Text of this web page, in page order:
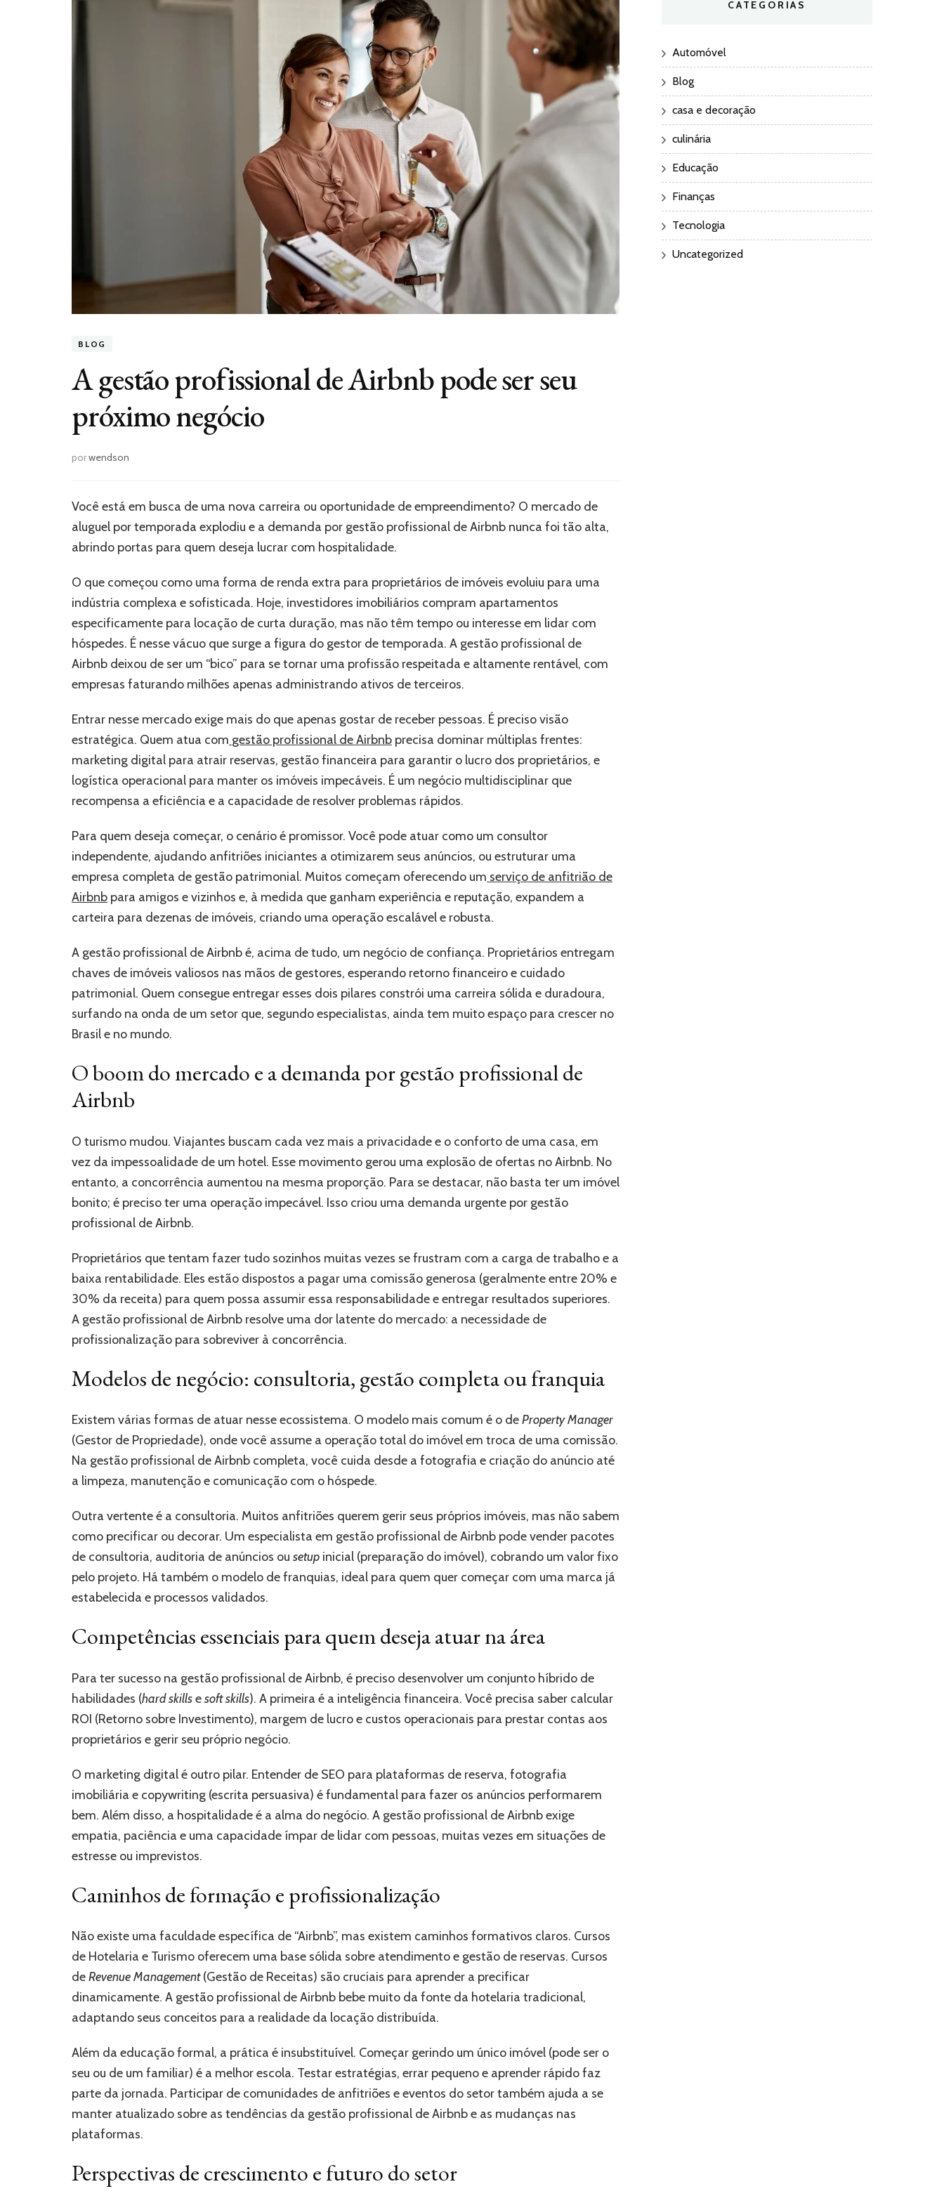
BLOG
A gestão profissional de Airbnb pode ser seu
próximo negócio
porwendson
Você está em busca de uma nova carreira ou oportunidade de empreendimento? O mercado de
aluguel por temporada explodiu e a demanda por gestão profissional de Airbnb nunca foi tão alta,
abrindo portas para quem deseja lucrar com hospitalidade.
O que começou como uma forma de renda extra para proprietários de imóveis evoluiu para uma
indústria complexa e sofisticada. Hoje, investidores imobiliários compram apartamentos
especificamente para locação de curta duração, mas não têm tempo ou interesse em lidar com
hóspedes. É nesse vácuo que surge a figura do gestor de temporada. A gestão profissional de
Airbnb deixou de ser um “bico” para se tornar uma profissão respeitada e altamente rentável, com
empresas faturando milhões apenas administrando ativos de terceiros.
Entrar nesse mercado exige mais do que apenas gostar de receber pessoas. É preciso visão
estratégica. Quem atua com gestão profissional de Airbnb precisa dominar múltiplas frentes:
marketing digital para atrair reservas, gestão financeira para garantir o lucro dos proprietários, e
logística operacional para manter os imóveis impecáveis. É um negócio multidisciplinar que
recompensa a eficiência e a capacidade de resolver problemas rápidos.
Para quem deseja começar, o cenário é promissor. Você pode atuar como um consultor
independente, ajudando anfitriões iniciantes a otimizarem seus anúncios, ou estruturar uma
empresa completa de gestão patrimonial. Muitos começam oferecendo um serviço de anfitrião de
Airbnb para amigos e vizinhos e, à medida que ganham experiência e reputação, expandem a
carteira para dezenas de imóveis, criando uma operação escalável e robusta.
A gestão profissional de Airbnb é, acima de tudo, um negócio de confiança. Proprietários entregam
chaves de imóveis valiosos nas mãos de gestores, esperando retorno financeiro e cuidado
patrimonial. Quem consegue entregar esses dois pilares constrói uma carreira sólida e duradoura,
surfando na onda de um setor que, segundo especialistas, ainda tem muito espaço para crescer no
Brasil e no mundo.
O boom do mercado e a demanda por gestão profissional de
Airbnb
O turismo mudou. Viajantes buscam cada vez mais a privacidade e o conforto de uma casa, em
vez da impessoalidade de um hotel. Esse movimento gerou uma explosão de ofertas no Airbnb. No
entanto, a concorrência aumentou na mesma proporção. Para se destacar, não basta ter um imóvel
bonito; é preciso ter uma operação impecável. Isso criou uma demanda urgente por gestão
profissional de Airbnb.
Proprietários que tentam fazer tudo sozinhos muitas vezes se frustram com a carga de trabalho e a
baixa rentabilidade. Eles estão dispostos a pagar uma comissão generosa (geralmente entre 20% e
30% da receita) para quem possa assumir essa responsabilidade e entregar resultados superiores.
A gestão profissional de Airbnb resolve uma dor latente do mercado: a necessidade de
profissionalização para sobreviver à concorrência.
Modelos de negócio: consultoria, gestão completa ou franquia
Existem várias formas de atuar nesse ecossistema. O modelo mais comum é o deProperty Manager
(Gestor de Propriedade), onde você assume a operação total do imóvel em troca de uma comissão.
Na gestão profissional de Airbnb completa, você cuida desde a fotografia e criação do anúncio até
a limpeza, manutenção e comunicação com o hóspede.
Outra vertente é a consultoria. Muitos anfitriões querem gerir seus próprios imóveis, mas não sabem
como precificar ou decorar. Um especialista em gestão profissional de Airbnb pode vender pacotes
de consultoria, auditoria de anúncios ou setup inicial (preparação do imóvel), cobrando um valor fixo
pelo projeto. Há também o modelo de franquias, ideal para quem quer começar com uma marca já
estabelecida e processos validados.
Competências essenciais para quem deseja atuar na área
Para ter sucesso na gestão profissional de Airbnb, é preciso desenvolver um conjunto híbrido de
habilidades (hard skillsesoft skills). A primeira é a inteligência financeira. Você precisa saber calcular
ROI (Retorno sobre Investimento), margem de lucro e custos operacionais para prestar contas aos
proprietários e gerir seu próprio negócio.
O marketing digital é outro pilar. Entender de SEO para plataformas de reserva, fotografia
imobiliária e copywriting (escrita persuasiva) é fundamental para fazer os anúncios performarem
bem. Além disso, a hospitalidade é a alma do negócio. A gestão profissional de Airbnb exige
empatia, paciência e uma capacidade ímpar de lidar com pessoas, muitas vezes em situações de
estresse ou imprevistos.
Caminhos de formação e profissionalização
Não existe uma faculdade específica de “Airbnb”, mas existem caminhos formativos claros. Cursos
de Hotelaria e Turismo oferecem uma base sólida sobre atendimento e gestão de reservas. Cursos
deRevenue Management(Gestão de Receitas) são cruciais para aprender a precificar
dinamicamente. A gestão profissional de Airbnb bebe muito da fonte da hotelaria tradicional,
adaptando seus conceitos para a realidade da locação distribuída.
Além da educação formal, a prática é insubstituível. Começar gerindo um único imóvel (pode ser o
seu ou de um familiar) é a melhor escola. Testar estratégias, errar pequeno e aprender rápido faz
parte da jornada. Participar de comunidades de anfitriões e eventos do setor também ajuda a se
manter atualizado sobre as tendências da gestão profissional de Airbnb e as mudanças nas
plataformas.
Perspectivas de crescimento e futuro do setor
CATEGORIAS
Automóvel
Blog
casa e decoração
culinária
Educação
Finanças
Tecnologia
Uncategorized